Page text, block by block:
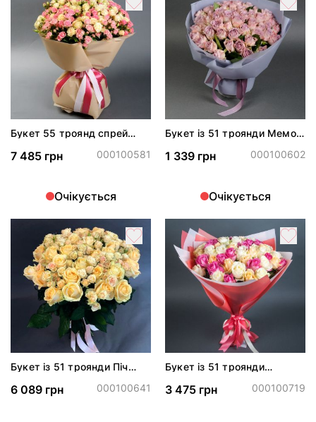
Букет 55 троянд спрей
7 485 грн 000100581
Очікується
Букет із 51 троянди Меморі
1 339 грн 000100602
Очікується
Букет із 51 троянди Піч
6 089 грн 000100641
Букет із 51 троянди
3 475 грн 000100719